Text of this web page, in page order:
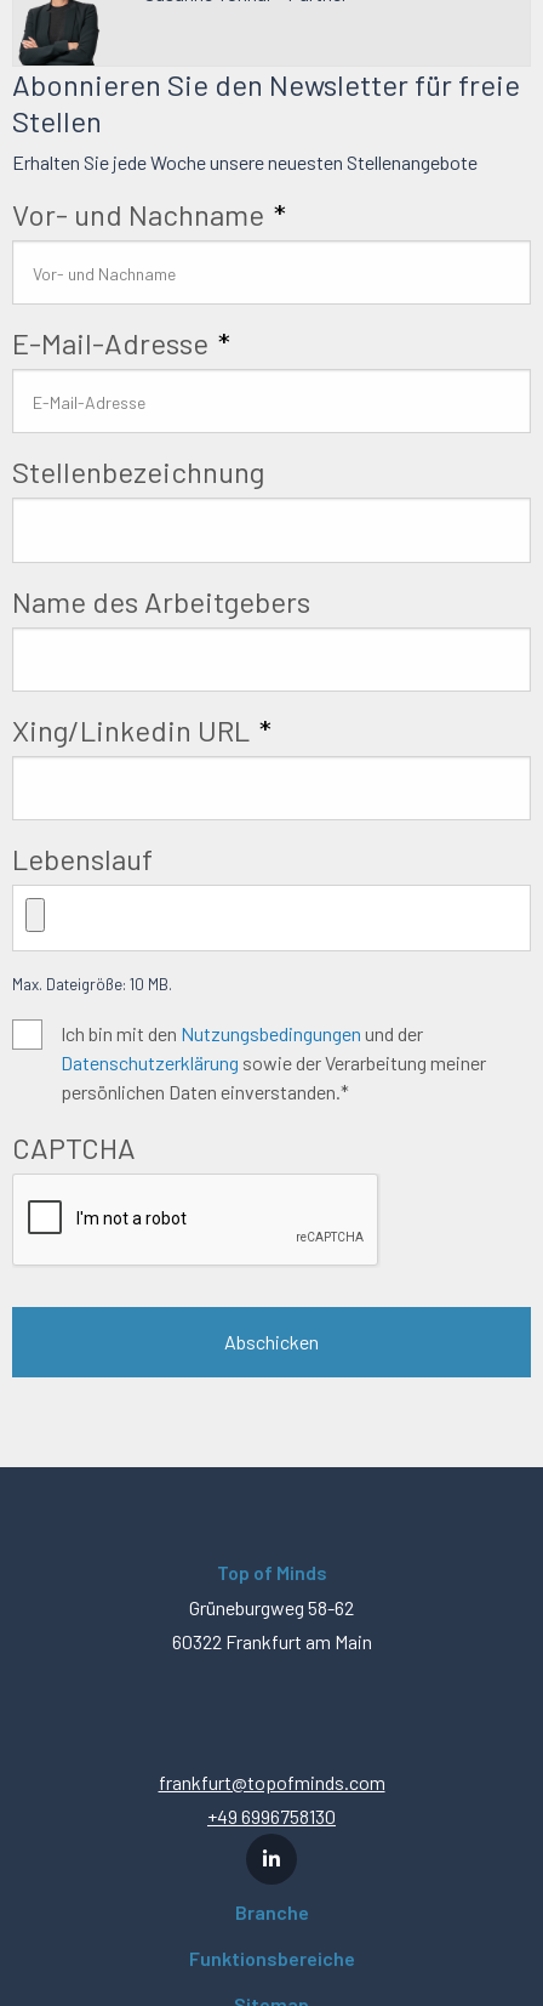
Abonnieren Sie den Newsletter für freie
Stellen
Erhalten Sie jede Woche unsere neuesten Stellenangebote
Vor- und Nachname *
E-Mail-Adresse *
Stellenbezeichnung
Name des Arbeitgebers
Xing/Linkedin URL *
Lebenslauf
Max. Dateigröße: 10 MB.
Algemene
voorwaarden *
Ich bin mit den Nutzungsbedingungen und der
Datenschutzerklärung sowie der Verarbeitung meiner
persönlichen Daten einverstanden.*
CAPTCHA
Top of Minds
Grüneburgweg 58-62
60322 Frankfurt am Main
frankfurt@topofminds.com
+49 6996758130
Branche
Funktionsbereiche